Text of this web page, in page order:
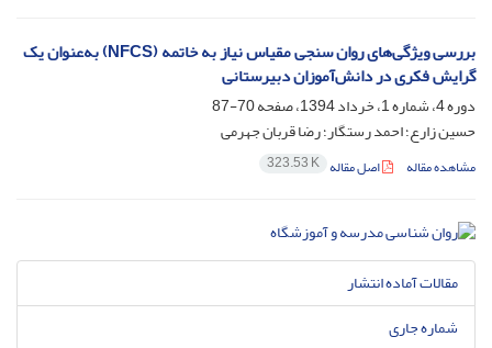
بررسی ویژگی‌های روان سنجی مقیاس نیاز به خاتمه (NFCS) به‌عنوان یک
گرایش فکری در دانش‌آموزان دبیرستانی
دوره 4، شماره 1، خرداد 1394، صفحه
70-87
حسین زارع؛ احمد رستگار؛ رضا قربان جهرمی
مشاهده مقاله اصل مقاله 323.53 K
مقالات آماده انتشار
شماره جاری